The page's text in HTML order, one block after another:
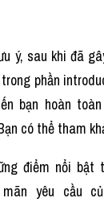
ý, sau khi đã
phần
bạn hoàn
có thể tham
điểm nổi
yêu cầu